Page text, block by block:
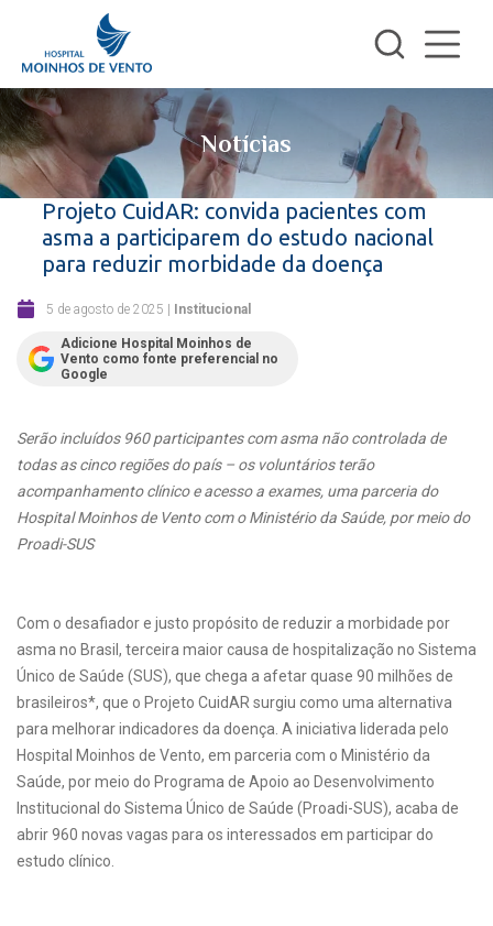
Notícias
Projeto CuidAR: convida pacientes com
asma a participarem do estudo nacional
para reduzir morbidade da doença
5 de agosto de 2025 | Institucional
Adicione Hospital Moinhos de
Vento como fonte preferencial no
Google
Serão incluídos 960 participantes com asma não controlada de
todas as cinco regiões do país – os voluntários terão
acompanhamento clínico e acesso a exames, uma parceria do
Hospital Moinhos de Vento com o Ministério da Saúde, por meio do
Proadi-SUS
Com o desafiador e justo propósito de reduzir a morbidade por
asma no Brasil, terceira maior causa de hospitalização no Sistema
Único de Saúde (SUS), que chega a afetar quase 90 milhões de
brasileiros*, que o Projeto CuidAR surgiu como uma alternativa
para melhorar indicadores da doença. A iniciativa liderada pelo
Hospital Moinhos de Vento, em parceria com o Ministério da
Saúde, por meio do Programa de Apoio ao Desenvolvimento
Institucional do Sistema Único de Saúde (Proadi-SUS), acaba de
abrir 960 novas vagas para os interessados em participar do
estudo clínico.